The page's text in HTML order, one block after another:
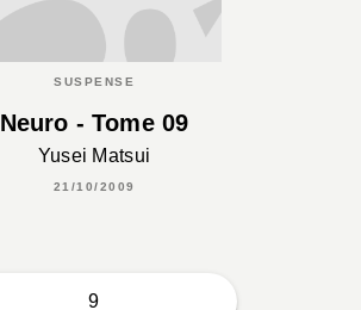
SUSPENSE
Neuro - Tome 09
Yusei Matsui
21/10/2009
9